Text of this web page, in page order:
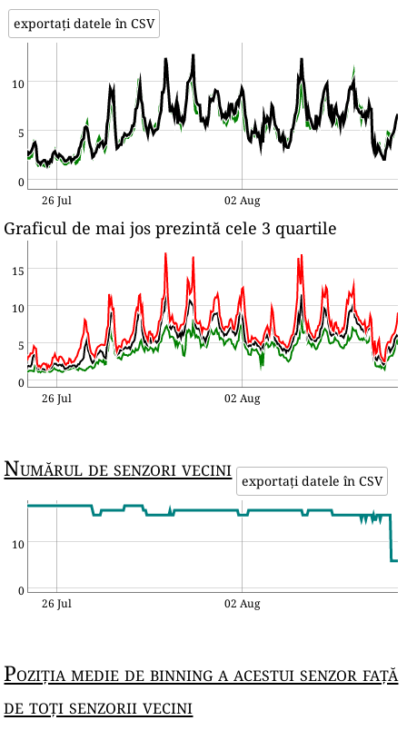
exportați datele în CSV
0
5
10
26 Jul 02 Aug
Graficul de mai jos prezintă cele 3 quartile
0
5
10
15
26 Jul 02 Aug
Numărul de senzori vecini exportați datele în CSV
0
10
26 Jul 02 Aug
Poziția medie de binning a acestui senzor față
de toți senzorii vecini